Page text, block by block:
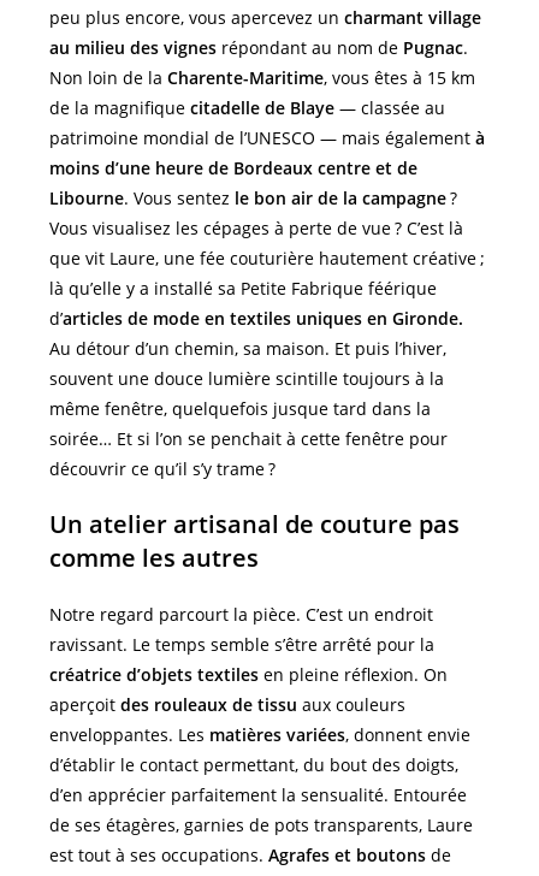
peu plus encore, vous apercevez un charmant village
au milieu des vignes répondant au nom de Pugnac.
Non loin de laCharente-Maritime, vous êtes à 15 km
de la magnifiquecitadelle de Blaye — classée au
patrimoine mondial de l’UNESCO — mais égalementà
moins d’une heure de Bordeaux centre et de
Libourne. Vous sentez le bon air de la campagne?
Vous visualisez les cépages à perte de vue ? C’est là
que vit Laure, une fée couturière hautement créative ;
là qu’elle y a installé sa Petite Fabrique féérique
d’articles de mode en textiles uniques en Gironde.
Au détour d’un chemin, sa maison. Et puis l’hiver,
souvent une douce lumière scintille toujours à la
même fenêtre, quelquefois jusque tard dans la
soirée… Et si l’on se penchait à cette fenêtre pour
découvrir ce qu’il s’y trame ?
Un atelier artisanal de couture pas
comme les autres
Notre regard parcourt la pièce. C’est un endroit
ravissant. Le temps semble s’être arrêté pour la
créatrice d’objets textilesen pleine réflexion. On
aperçoitdes rouleaux de tissu aux couleurs
enveloppantes. Les matières variées, donnent envie
d’établir le contact permettant, du bout des doigts,
d’en apprécier parfaitement la sensualité. Entourée
de ses étagères, garnies de pots transparents, Laure
est tout à ses occupations.Agrafes et boutons de